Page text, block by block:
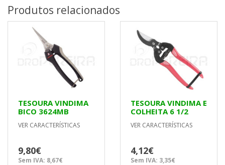
Produtos relacionados
TESOURA VINDIMA
BICO 3624MB
VER CARACTERÍSTICAS
9,80€
Sem IVA: 8,67€
TESOURA VINDIMA E
COLHEITA 6 1/2
165mm G008B
MACFER
VER CARACTERÍSTICAS
4,12€
Sem IVA: 3,35€